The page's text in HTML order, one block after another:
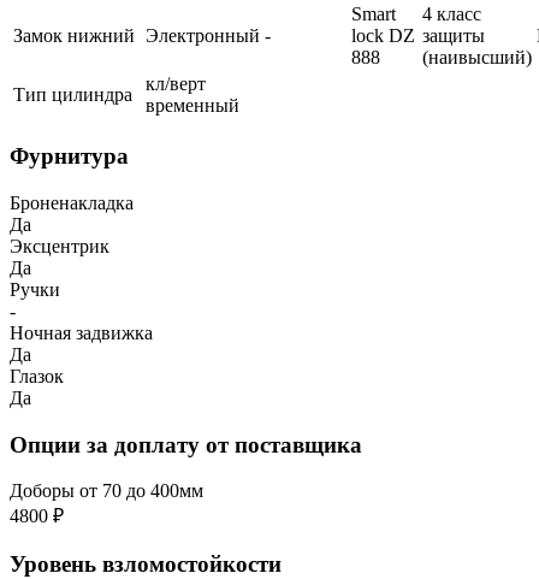
Замок нижний Электронный -
Smart
lock DZ
888
4 класс
защиты
(наивысший)
Тип цилиндра
кл/верт
временный
Фурнитура
Броненакладка
Да
Эксцентрик
Да
Ручки
-
Ночная задвижка
Да
Глазок
Да
Опции за доплату от поставщика
Доборы от 70 до 400мм
4800 ₽
Уровень взломостойкости